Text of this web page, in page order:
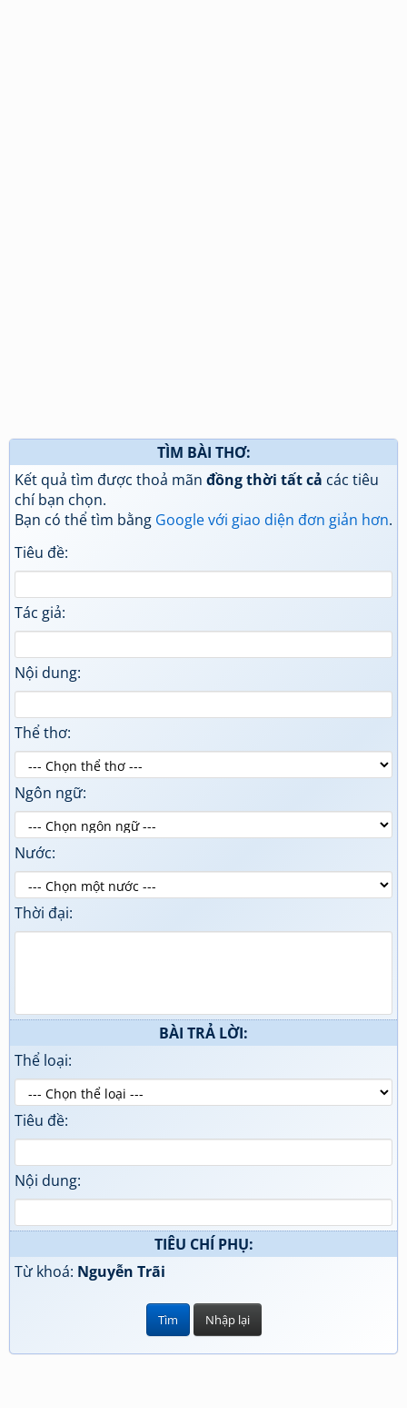
TÌM BÀI THƠ:
Kết quả tìm được thoả mãn đồng thời tất cả các tiêu
chí bạn chọn.
Bạn có thể tìm bằng Google với giao diện đơn giản hơn.
Tiêu đề:
Tác giả:
Nội dung:
Thể thơ:
Ngôn ngữ:
Nước:
Thời đại:
BÀI TRẢ LỜI:
Thể loại:
Tiêu đề:
Nội dung:
TIÊU CHÍ PHỤ:
Từ khoá: Nguyễn Trãi